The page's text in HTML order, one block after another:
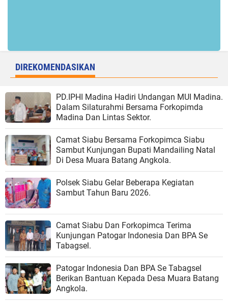
DIREKOMENDASIKAN
PD.IPHI Madina Hadiri Undangan MUI Madina.
Dalam Silaturahmi Bersama Forkopimda
Madina Dan Lintas Sektor.
Camat Siabu Bersama Forkopimca Siabu
Sambut Kunjungan Bupati Mandailing Natal
Di Desa Muara Batang Angkola.
Polsek Siabu Gelar Beberapa Kegiatan
Sambut Tahun Baru 2026.
Camat Siabu Dan Forkopimca Terima
Kunjungan Patogar Indonesia Dan BPA Se
Tabagsel.
Patogar Indonesia Dan BPA Se Tabagsel
Berikan Bantuan Kepada Desa Muara Batang
Angkola.